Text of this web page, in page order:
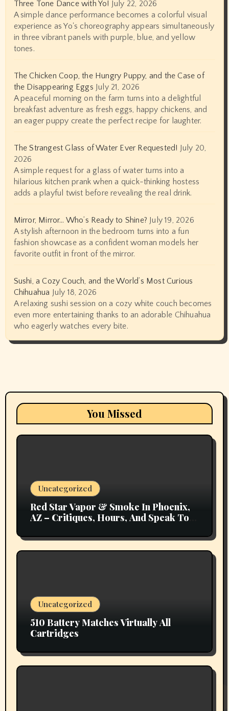
Three Tone Dance with Yo! July 22, 2026
A simple dance performance becomes a colorful visual
experience as Yo's choreography appears simultaneously
in three vibrant panels with purple, blue, and yellow
tones.
The Chicken Coop, the Hungry Puppy, and the Case of
the Disappearing Eggs July 21, 2026
A peaceful morning on the farm turns into a delightful
breakfast adventure as fresh eggs, happy chickens, and
an eager puppy create the perfect recipe for laughter.
The Strangest Glass of Water Ever Requested! July 20,
2026
A simple request for a glass of water turns into a
hilarious kitchen prank when a quick-thinking hostess
adds a playful twist before revealing the real drink.
Mirror, Mirror… Who’s Ready to Shine? July 19, 2026
A stylish afternoon in the bedroom turns into a fun
fashion showcase as a confident woman models her
favorite outfit in front of the mirror.
Sushi, a Cozy Couch, and the World’s Most Curious
Chihuahua July 18, 2026
A relaxing sushi session on a cozy white couch becomes
even more entertaining thanks to an adorable Chihuahua
who eagerly watches every bite.
You Missed
Uncategorized
Red Star Vapor & Smoke In Phoenix,
AZ – Critiques, Hours, And Speak To
Uncategorized
510 Battery Matches Virtually All
Cartridges